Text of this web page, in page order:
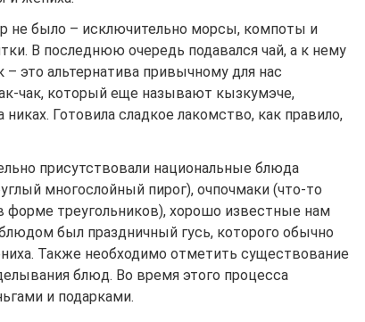
не было – исключительно морсы, компоты и
В последнюю очередь подавался чай, а к нему
это альтернатива привычному для нас
чак, который еще называют кызкумэче,
Готовила сладкое лакомство, как правило,
присутствовали национальные блюда
многослойный пирог), очпочмаки (что-то
форме треугольников), хорошо известные нам
был праздничный гусь, которого обычно
Также необходимо отметить существование
блюд. Во время этого процесса
и подарками.